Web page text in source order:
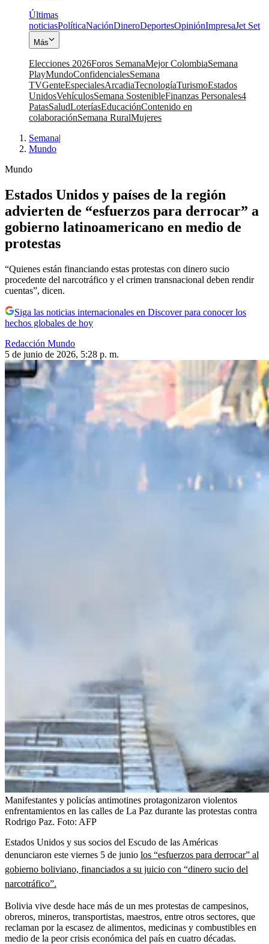
Últimas
noticiasPolíticaNaciónDineroDeportesOpiniónImpresaJet Set
Más
Elecciones 2026Foros SemanaMejor ColombiaSemana
PlayMundoConfidencialesSemana
TVGenteEspecialesArcadiaTecnologíaTurismoEstados
UnidosVehículosSemana SostenibleFinanzas Personales4
PatasSaludLoteríasEducaciónContenido en
colaboraciónSemana RuralMujeres
Semana|
Mundo
Mundo
Estados Unidos y países de la región
advierten de “esfuerzos para derrocar” a
gobierno latinoamericano en medio de
protestas
“Quienes están financiando estas protestas con dinero sucio
procedente del narcotráfico y el crimen transnacional deben rendir
cuentas”, dicen.
Siga las noticias internacionales en Discover para conocer los
hechos globales de hoy
Redacción Mundo
5 de junio de 2026, 5:28 p. m.
Manifestantes y policías antimotines protagonizaron violentos
enfrentamientos en las calles de La Paz durante las protestas contra
Rodrigo Paz. Foto: AFP
Estados Unidos y sus socios del Escudo de las Américas
denunciaron este viernes 5 de junio los “esfuerzos para derrocar” al
gobierno boliviano, financiados a su juicio con “dinero sucio del
narcotráfico”.
Bolivia vive desde hace más de un mes protestas de campesinos,
obreros, mineros, transportistas, maestros, entre otros sectores, que
reclaman por la escasez de alimentos, medicinas y combustibles en
medio de la peor crisis económica del país en cuatro décadas.